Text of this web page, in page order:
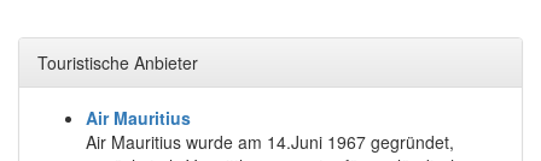
Touristische Anbieter
Air Mauritius
Air Mauritius wurde am 14.Juni 1967 gegründet,